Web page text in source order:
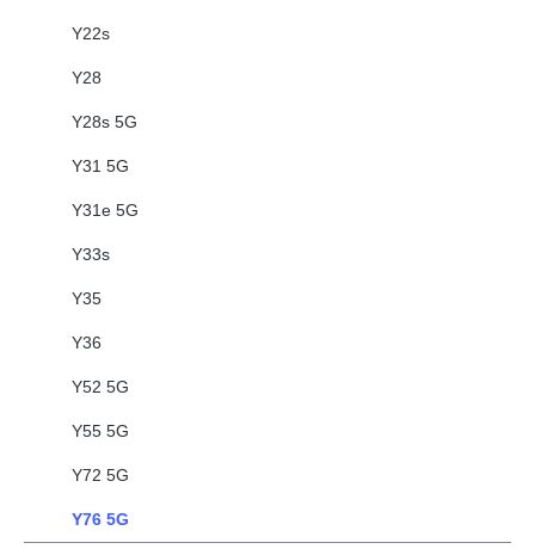
Y22s
Y28
Y28s 5G
Y31 5G
Y31e 5G
Y33s
Y35
Y36
Y52 5G
Y55 5G
Y72 5G
Y76 5G